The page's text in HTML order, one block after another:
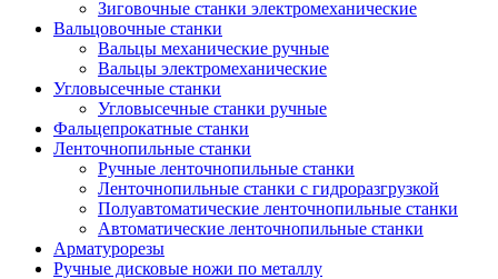
Зиговочные станки электромеханические
Вальцовочные станки
Вальцы механические ручные
Вальцы электромеханические
Угловысечные станки
Угловысечные станки ручные
Фальцепрокатные станки
Ленточнопильные станки
Ручные ленточнопильные станки
Ленточнопильные станки с гидроразгрузкой
Полуавтоматические ленточнопильные станки
Автоматические ленточнопильные станки
Арматурорезы
Ручные дисковые ножи по металлу